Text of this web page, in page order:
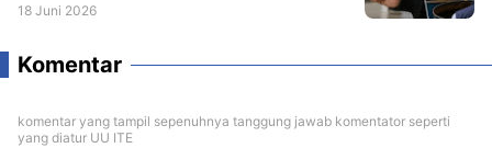
18 Juni 2026
Komentar
komentar yang tampil sepenuhnya tanggung jawab komentator seperti
yang diatur UU ITE